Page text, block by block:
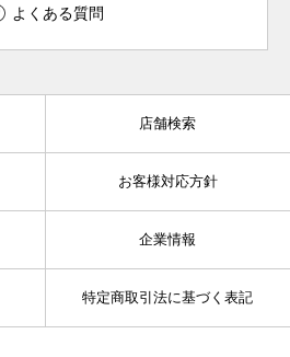
よくある質問
店舗検索
お客様対応方針
企業情報
特定商取引法に基づく表記